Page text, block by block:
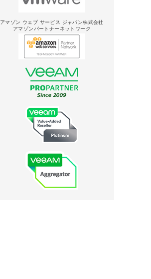
アマゾン ウェブ サービス ジャパン株式会社
アマゾンパートナーネットワーク